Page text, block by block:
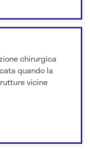
chirurgica
quando la
vicine